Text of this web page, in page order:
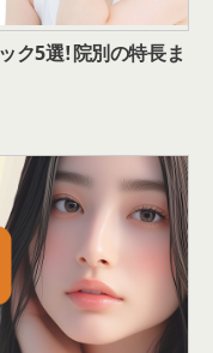
ク5選！院別の特長ま